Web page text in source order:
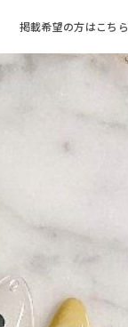
掲載希望の方はこちら